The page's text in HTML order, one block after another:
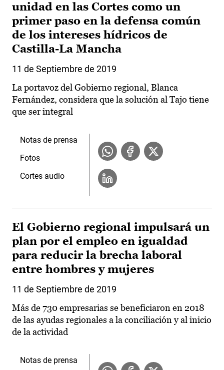
unidad en las Cortes como un
primer paso en la defensa común
de los intereses hídricos de
Castilla-La Mancha
11 de Septiembre de 2019
La portavoz del Gobierno regional, Blanca
Fernández, considera que la solución al Tajo tiene
que ser integral
Notas de prensa
Fotos
Cortes audio
El Gobierno regional impulsará un
plan por el empleo en igualdad
para reducir la brecha laboral
entre hombres y mujeres
11 de Septiembre de 2019
Más de 730 empresarias se beneficiaron en 2018
de las ayudas regionales a la conciliación y al inicio
de la actividad
Notas de prensa